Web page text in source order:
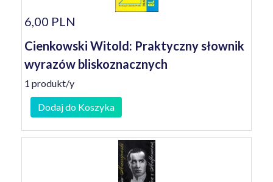
6,00 PLN
Cienkowski Witold: Praktyczny słownik
wyrazów bliskoznacznych
1 produkt/y
Dodaj do Koszyka